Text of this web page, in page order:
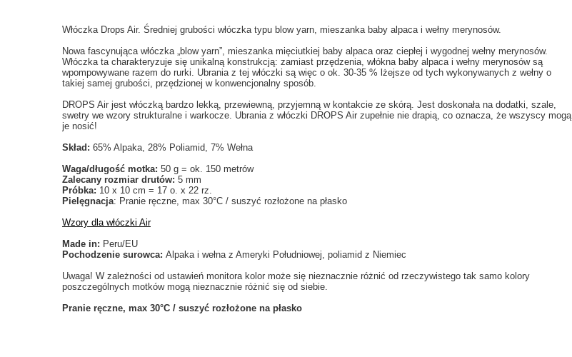
Włóczka Drops Air. Średniej grubości włóczka typu blow yarn, mieszanka baby alpaca i wełny merynosów.
Nowa fascynująca włóczka „blow yarn”, mieszanka mięciutkiej baby alpaca oraz ciepłej i wygodnej wełny merynosów.
Włóczka ta charakteryzuje się unikalną konstrukcją: zamiast przędzenia, włókna baby alpaca i wełny merynosów są
wpompowywane razem do rurki. Ubrania z tej włóczki są więc o ok. 30-35 % lżejsze od tych wykonywanych z wełny o
takiej samej grubości, przędzionej w konwencjonalny sposób.
DROPS Air jest włóczką bardzo lekką, przewiewną, przyjemną w kontakcie ze skórą. Jest doskonała na dodatki, szale,
swetry we wzory strukturalne i warkocze. Ubrania z włóczki DROPS Air zupełnie nie drapią, co oznacza, że wszyscy mogą
je nosić!
Skład: 65% Alpaka, 28% Poliamid, 7% Wełna
Waga/długość motka: 50 g = ok. 150 metrów
Zalecany rozmiar drutów: 5 mm
Próbka: 10 x 10 cm = 17 o. x 22 rz.
Pielęgnacja: Pranie ręczne, max 30°C / suszyć rozłożone na płasko
Wzory dla włóczki Air
Made in: Peru/EU
Pochodzenie surowca: Alpaka i wełna z Ameryki Południowej, poliamid z Niemiec
Uwaga! W zależności od ustawień monitora kolor może się nieznacznie różnić od rzeczywistego tak samo kolory
poszczególnych motków mogą nieznacznie różnić się od siebie.
Pranie ręczne, max 30°C / suszyć rozłożone na płasko